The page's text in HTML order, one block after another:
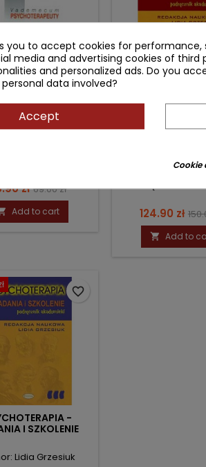
VADEMECUM
złRegular
price
69.00 zł
Add to cart
Podręcznik
Price
124.90 zł
 Add to
-
I SZKOLENIE
Lidia Grzesiuk
favorite_border
you to accept cookies for
media and advertising cookies of
and personalized ads. Do you
data involved?
Accept
Cookie